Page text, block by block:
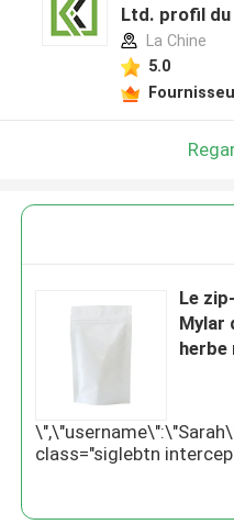
Ltd. profil
La Chine
5.0
Le zip-lock de la poche 1/2 once
Mylar
herbe
class="siglebtn